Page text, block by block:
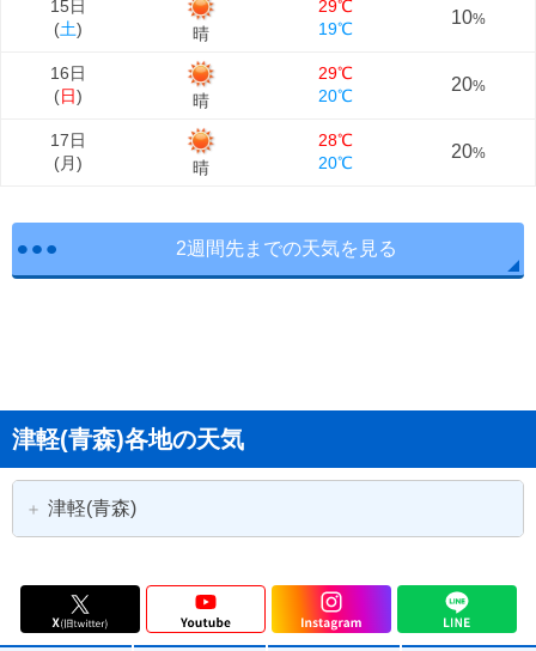
15日
(土) 晴
29℃
19℃
10%
16日
(日) 晴
29℃
20℃
20%
17日
(月) 晴
28℃
20℃
20%
2週間先までの天気を見る
津軽(青森)各地の天気
津軽(青森)
黒石市 五所川原市